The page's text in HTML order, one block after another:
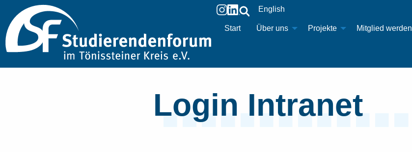
English
Start Über uns Projekte Mitglied werden
Login Intranet